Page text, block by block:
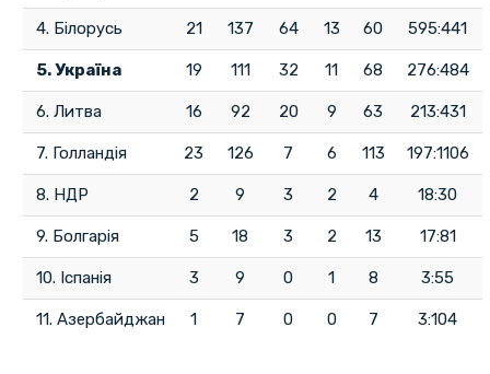
4. Білорусь 21 137 64 13 60 595:441
5. Україна 19 111 32 11 68 276:484
6. Литва 16 92 20 9 63 213:431
7. Голландія 23 126 7 6 113 197:1106
8. НДР 2 9 3 2 4 18:30
9. Болгарія 5 18 3 2 13 17:81
10. Іспанія 3 9 0 1 8 3:55
11. Азербайджан 1 7 0 0 7 3:104